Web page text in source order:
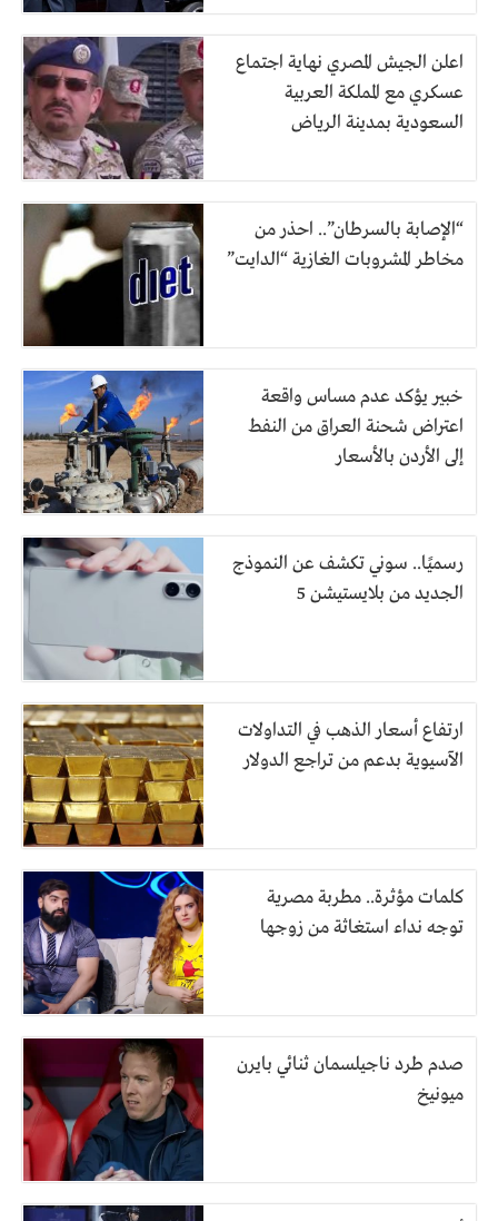
اعلن الجيش المصري نهاية اجتماع
عسكري مع المملكة العربية
السعودية بمدينة الرياض
“الإصابة بالسرطان”.. احذر من
مخاطر المشروبات الغازية “الدايت”
خبير يؤكد عدم مساس واقعة
اعتراض شحنة العراق من النفط
إلى الأردن بالأسعار
رسميًا.. سوني تكشف عن النموذج
الجديد من بلايستيشن 5
ارتفاع أسعار الذهب في التداولات
الآسيوية بدعم من تراجع الدولار
كلمات مؤثرة.. مطربة مصرية
توجه نداء استغاثة من زوجها
صدم طرد ناجيلسمان ثنائي بايرن
ميونيخ